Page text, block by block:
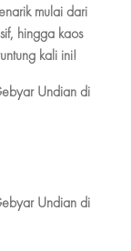
mulai dari
hingga kaos
kali ini!
Undian di
Undian di